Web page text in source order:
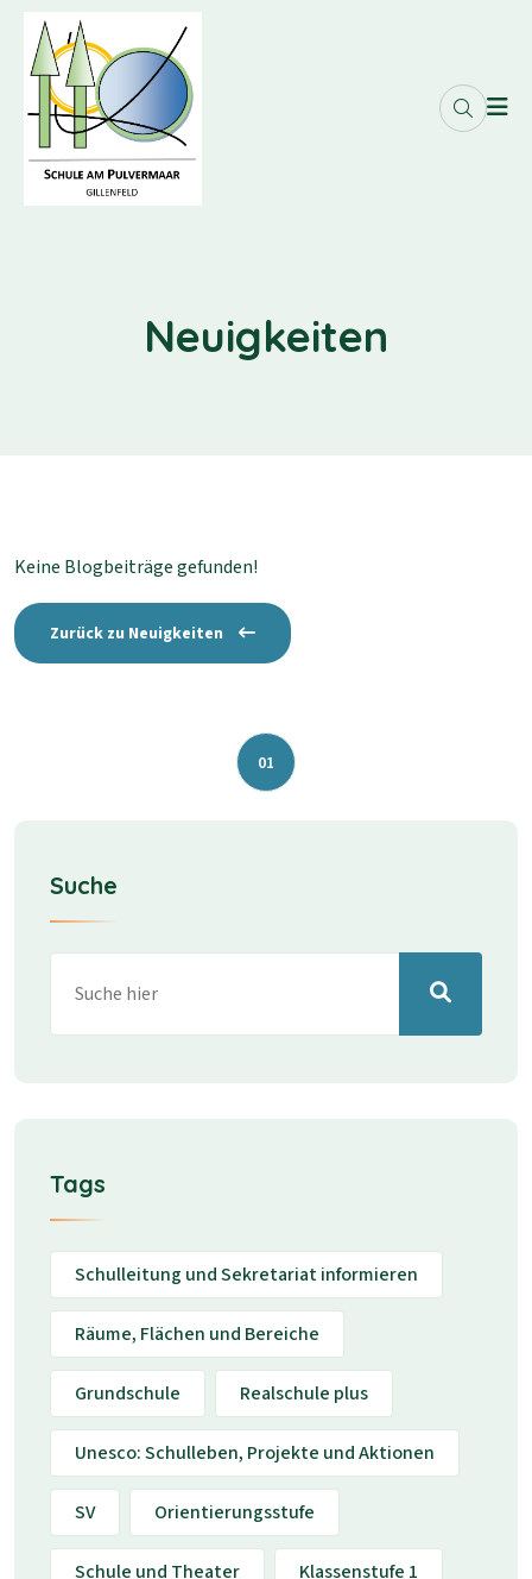
Neuigkeiten
Keine Blogbeiträge gefunden!
Zurück zu Neuigkeiten
01
Suche
Tags
Schulleitung und Sekretariat informieren
Räume, Flächen und Bereiche
Grundschule Realschule plus
Unesco: Schulleben, Projekte und Aktionen
SV Orientierungsstufe
Schule und Theater Klassenstufe 1